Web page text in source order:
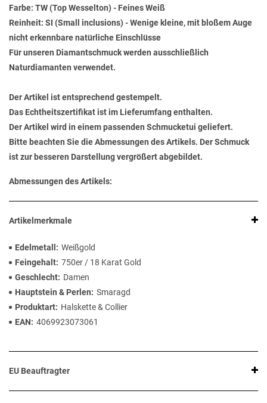
Farbe: TW (Top Wesselton) - Feines Weiß
Reinheit: SI (Small inclusions) - Wenige kleine, mit bloßem Auge
nicht erkennbare natürliche Einschlüsse
Für unseren Diamantschmuck werden ausschließlich
Naturdiamanten verwendet.
Der Artikel ist entsprechend gestempelt.
Das Echtheitszertifikat ist im Lieferumfang enthalten.
Der Artikel wird in einem passenden Schmucketui geliefert.
Bitte beachten Sie die Abmessungen des Artikels. Der Schmuck
ist zur besseren Darstellung vergrößert abgebildet.
Abmessungen des Artikels:
Artikelmerkmale
Edelmetall
Weißgold
Feingehalt 750er / 18 Karat Gold
Geschlecht
Damen
Hauptstein & Perlen
Smaragd
Produktart
Halskette & Collier
EAN
4069923073061
EU Beauftragter